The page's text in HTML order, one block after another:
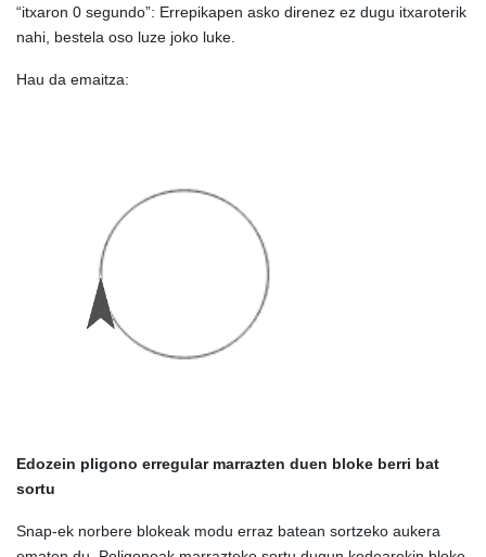
“itxaron 0 segundo”: Errepikapen asko direnez ez dugu itxaroterik
nahi, bestela oso luze joko luke.
Hau da emaitza:
Edozein pligono erregular marrazten duen bloke berri bat
sortu
Snap-ek norbere blokeak modu erraz batean sortzeko aukera